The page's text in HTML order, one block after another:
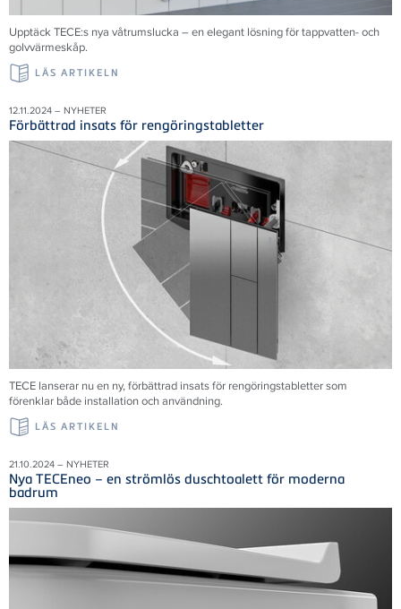
Upptäck TECE:s nya våtrumslucka – en elegant lösning för tappvatten- och
golvvärmeskåp.
LÄS ARTIKELN
12.11.2024 – NYHETER
Förbättrad insats för rengöringstabletter
TECE lanserar nu en ny, förbättrad insats för rengöringstabletter som
förenklar både installation och användning.
LÄS ARTIKELN
21.10.2024 – NYHETER
Nya TECEneo – en strömlös duschtoalett för moderna
badrum